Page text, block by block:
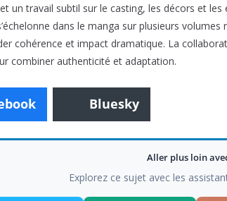
un travail subtil sur le casting, les décors et
dans le manga sur plusieurs volumes
cohérence et impact dramatique. La
combiner authenticité et adaptation.
Bluesky
Aller plus loin
Explorez ce sujet avec les